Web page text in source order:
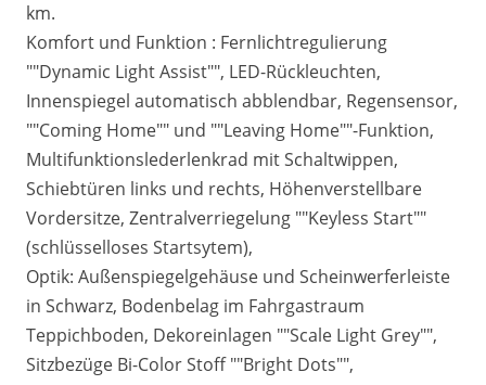
km.
Komfort und Funktion : Fernlichtregulierung
""Dynamic Light Assist"", LED-Rückleuchten,
Innenspiegel automatisch abblendbar, Regensensor,
""Coming Home"" und ""Leaving Home""-Funktion,
Multifunktionslederlenkrad mit Schaltwippen,
Schiebtüren links und rechts, Höhenverstellbare
Vordersitze, Zentralverriegelung ""Keyless Start""
(schlüsselloses Startsytem),
Optik: Außenspiegelgehäuse und Scheinwerferleiste
in Schwarz, Bodenbelag im Fahrgastraum
Teppichboden, Dekoreinlagen ""Scale Light Grey"",
Sitzbezüge Bi-Color Stoff ""Bright Dots"",